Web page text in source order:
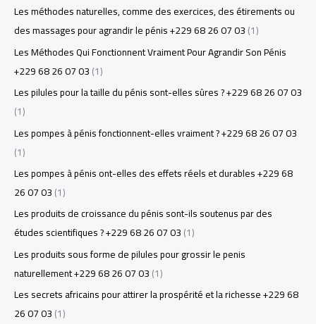
Les méthodes naturelles, comme des exercices, des étirements ou
des massages pour agrandir le pénis +229 68 26 07 03(1)
Les Méthodes Qui Fonctionnent Vraiment Pour Agrandir Son Pénis
+229 68 26 07 03(1)
Les pilules pour la taille du pénis sont-elles sûres ? +229 68 26 07 03
(1)
Les pompes à pénis fonctionnent-elles vraiment ? +229 68 26 07 03
(1)
Les pompes à pénis ont-elles des effets réels et durables +229 68
26 07 03(1)
Les produits de croissance du pénis sont-ils soutenus par des
études scientifiques ? +229 68 26 07 03(1)
Les produits sous forme de pilules pour grossir le penis
naturellement +229 68 26 07 03(1)
Les secrets africains pour attirer la prospérité et la richesse +229 68
26 07 03(1)